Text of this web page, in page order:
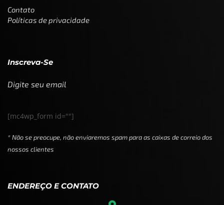
Contato
Políticas de privacidade
Inscreva-Se
Digite seu email
[mc4wp_form id=""]
* Não se preocupe, não enviaremos spam para as caixas de correio dos
nossos clientes
ENDEREÇO E CONTATO